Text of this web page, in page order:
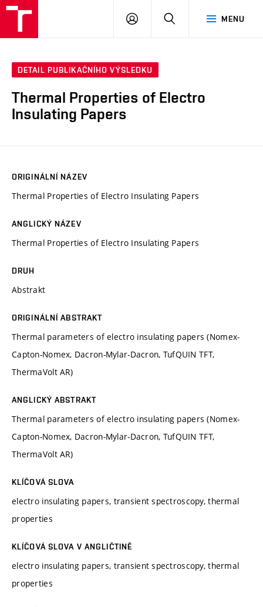
MENU
PŘIHLÁSIT
DETAIL PUBLIKAČNÍHO VÝSLEDKU
Thermal Properties of Electro
Insulating Papers
ORIGINÁLNÍ NÁZEV
Thermal Properties of Electro Insulating Papers
ANGLICKÝ NÁZEV
Thermal Properties of Electro Insulating Papers
DRUH
Abstrakt
ORIGINÁLNÍ ABSTRAKT
Thermal parameters of electro insulating papers (Nomex-
Capton-Nomex, Dacron-Mylar-Dacron, TufQUIN TFT,
ThermaVolt AR)
ANGLICKÝ ABSTRAKT
Thermal parameters of electro insulating papers (Nomex-
Capton-Nomex, Dacron-Mylar-Dacron, TufQUIN TFT,
ThermaVolt AR)
KLÍČOVÁ SLOVA
electro insulating papers, transient spectroscopy, thermal
properties
KLÍČOVÁ SLOVA V ANGLIČTINĚ
electro insulating papers, transient spectroscopy, thermal
properties